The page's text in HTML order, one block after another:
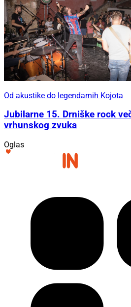
Od akustike do legendarnih Kojota
Jubilarne 15. Drniške rock
vrhunskog zvuka
Oglas